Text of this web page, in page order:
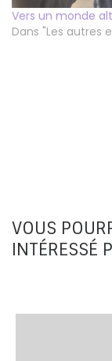
Vers un monde
Dans "Les autres
VOUS
INTÉRESSÉ